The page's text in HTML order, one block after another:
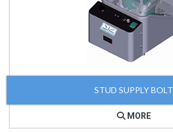
STUD SUPPLY BOLT
MORE